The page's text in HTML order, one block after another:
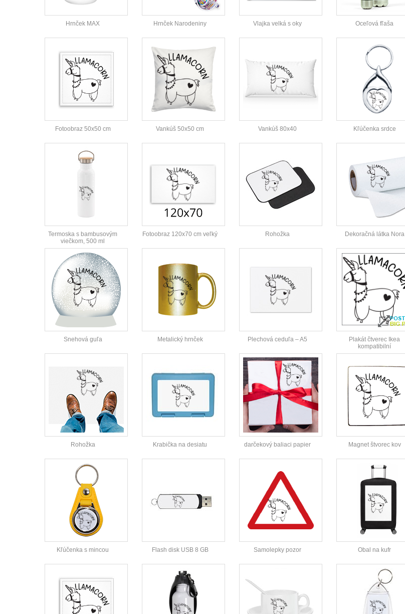
Hrnček MAX Hrnček Narodeniny Vlajka velká s oky Oceľová fľaša
Fotoobraz 50x50 cm Vankúš 50x50 cm Vankúš 80x40 Kľúčenka srdce
Termoska s bambusovým
viečkom, 500 ml
Fotoobraz 120x70 cm veľký Rohožka Dekoračná látka Nora
Snehová guľa Metalický hrnček Plechová ceduľa – A5
Plakát čtverec Ikea
kompatibilní
Rohožka Krabička na desiatu darčekový baliaci papier Magnet štvorec kov
Kľúčenka s mincou Flash disk USB 8 GB Samolepky pozor Obal na kufr